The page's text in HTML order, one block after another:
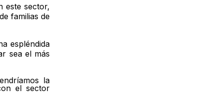
este sector,
familias de
espléndida
sea el más
la
el sector